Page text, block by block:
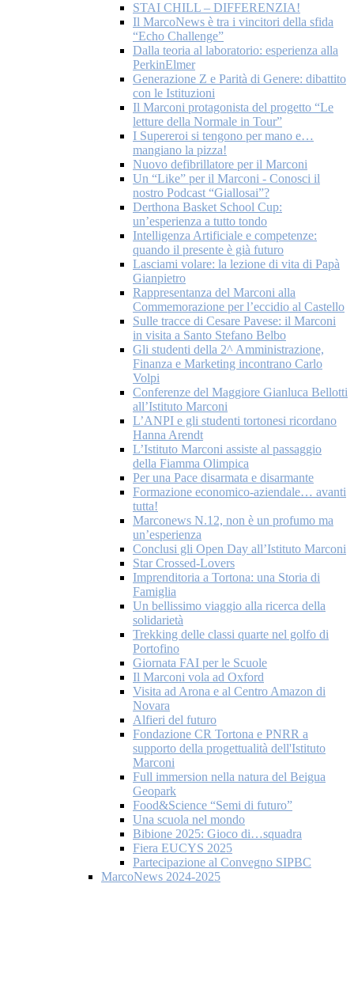
STAI CHILL – DIFFERENZIA!
Il MarcoNews è tra i vincitori della sfida
“Echo Challenge”
Dalla teoria al laboratorio: esperienza alla
PerkinElmer
Generazione Z e Parità di Genere: dibattito
con le Istituzioni
Il Marconi protagonista del progetto “Le
letture della Normale in Tour”
I Supereroi si tengono per mano e…
mangiano la pizza!
Nuovo defibrillatore per il Marconi
Un “Like” per il Marconi - Conosci il
nostro Podcast “Giallosai”?
Derthona Basket School Cup:
un’esperienza a tutto tondo
Intelligenza Artificiale e competenze:
quando il presente è già futuro
Lasciami volare: la lezione di vita di Papà
Gianpietro
Rappresentanza del Marconi alla
Commemorazione per l’eccidio al Castello
Sulle tracce di Cesare Pavese: il Marconi
in visita a Santo Stefano Belbo
Gli studenti della 2^ Amministrazione,
Finanza e Marketing incontrano Carlo
Volpi
Conferenze del Maggiore Gianluca Bellotti
all’Istituto Marconi
L’ANPI e gli studenti tortonesi ricordano
Hanna Arendt
L’Istituto Marconi assiste al passaggio
della Fiamma Olimpica
Per una Pace disarmata e disarmante
Formazione economico-aziendale… avanti
tutta!
Marconews N.12, non è un profumo ma
un’esperienza
Conclusi gli Open Day all’Istituto Marconi
Star Crossed-Lovers
Imprenditoria a Tortona: una Storia di
Famiglia
Un bellissimo viaggio alla ricerca della
solidarietà
Trekking delle classi quarte nel golfo di
Portofino
Giornata FAI per le Scuole
Il Marconi vola ad Oxford
Visita ad Arona e al Centro Amazon di
Novara
Alfieri del futuro
Fondazione CR Tortona e PNRR a
supporto della progettualità dell'Istituto
Marconi
Full immersion nella natura del Beigua
Geopark
Food&Science “Semi di futuro”
Una scuola nel mondo
Bibione 2025: Gioco di…squadra
Fiera EUCYS 2025
Partecipazione al Convegno SIPBC
MarcoNews 2024-2025